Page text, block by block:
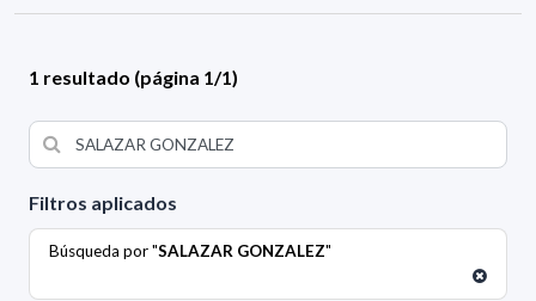
Filtros aplicados
Búsqueda por "SALAZAR GONZALEZ"
1 resultado (página 1/1)